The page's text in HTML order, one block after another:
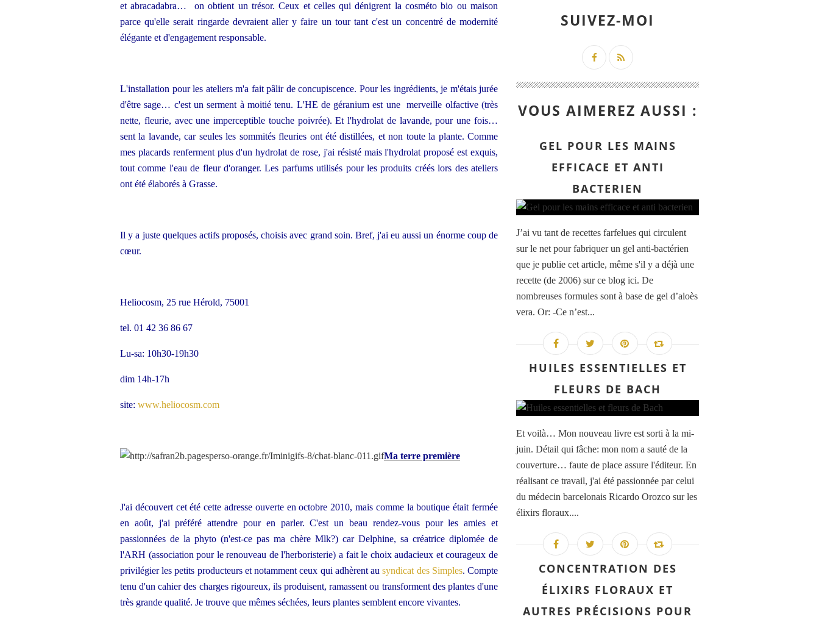
et abracadabra… on obtient un trésor. Ceux et celles qui dénigrent la cosméto bio ou maison
parce qu'elle serait ringarde devraient aller y faire un tour tant c'est un concentré de modernité
élégante et d'engagement responsable.
L'installation pour les ateliers m'a fait pâlir de concupiscence. Pour les ingrédients, je m'étais jurée
d'être sage… c'est un serment à moitié tenu. L'HE de géranium est une merveille olfactive (très
nette, fleurie, avec une imperceptible touche poivrée). Et l'hydrolat de lavande, pour une fois…
sent la lavande, car seules les sommités fleuries ont été distillées, et non toute la plante. Comme
mes placards renferment plus d'un hydrolat de rose, j'ai résisté mais l'hydrolat proposé est exquis,
tout comme l'eau de fleur d'oranger. Les parfums utilisés pour les produits créés lors des ateliers
ont été élaborés à Grasse.
Il y a juste quelques actifs proposés, choisis avec grand soin. Bref, j'ai eu aussi un énorme coup de
cœur.
Heliocosm, 25 rue Hérold, 75001
tel. 01 42 36 86 67
Lu-sa: 10h30-19h30
dim 14h-17h
site: www.heliocosm.com
Ma terre première
J'ai découvert cet été cette adresse ouverte en octobre 2010, mais comme la boutique était fermée
en août, j'ai préféré attendre pour en parler. C'est un beau rendez-vous pour les amies et
passionnées de la phyto (n'est-ce pas ma chère Mlk?) car Delphine, sa créatrice diplomée de
l'ARH (association pour le renouveau de l'herboristerie) a fait le choix audacieux et courageux de
privilégier les petits producteurs et notamment ceux qui adhèrent ausyndicat des Simples. Compte
tenu d'un cahier des charges rigoureux, ils produisent, ramassent ou transforment des plantes d'une
très grande qualité. Je trouve que mêmes séchées, leurs plantes semblent encore vivantes.
SUIVEZ-MOI
VOUS AIMEREZ AUSSI :
GEL POUR LES MAINS
EFFICACE ET ANTI
BACTERIEN
J’ai vu tant de recettes farfelues qui circulent
sur le net pour fabriquer un gel anti-bactérien
que je publie cet article, même s'il y a déjà une
recette (de 2006) sur ce blog ici. De
nombreuses formules sont à base de gel d’aloès
vera. Or: -Ce n’est...
HUILES ESSENTIELLES ET
FLEURS DE BACH
Et voilà… Mon nouveau livre est sorti à la mi-
juin. Détail qui fâche: mon nom a sauté de la
couverture… faute de place assure l'éditeur. En
réalisant ce travail, j'ai été passionnée par celui
du médecin barcelonais Ricardo Orozco sur les
élixirs floraux....
CONCENTRATION DES
ÉLIXIRS FLORAUX ET
AUTRES PRÉCISIONS POUR